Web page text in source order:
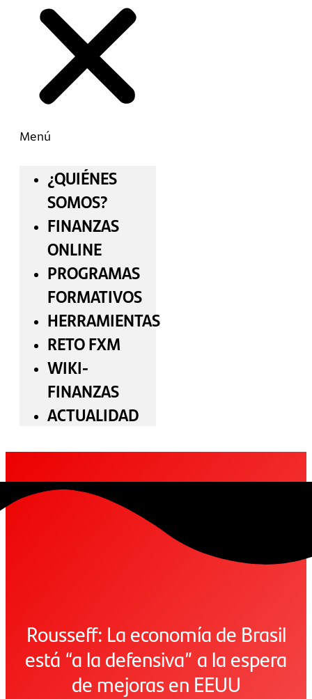
Menú
¿QUIÉNES
SOMOS?
FINANZAS
ONLINE
PROGRAMAS
FORMATIVOS
HERRAMIENTAS
RETO FXM
WIKI-
FINANZAS
ACTUALIDAD
Rousseff: La economía de Brasil
está “a la defensiva” a la espera
de mejoras en EEUU